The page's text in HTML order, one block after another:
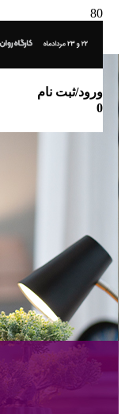
ورود/ثبت نام